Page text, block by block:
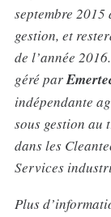
septembre 2015
gestion, et
de l’année
géré par
indépendante
sous gestion au
dans les
Services
Plus